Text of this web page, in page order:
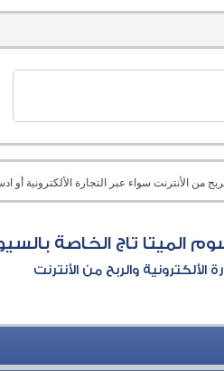
الأنترنت سواء عبر التجارة الألكترونية أو
الميتا تاج الخاصة
الألكترونية والربح من الأنترنت